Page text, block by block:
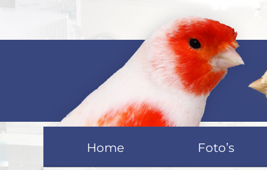
Home Foto’s